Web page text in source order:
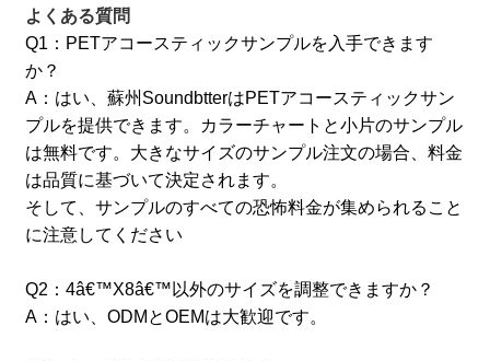
よくある質問
Q1：PETアコースティックサンプルを入手できます
か？
A：はい、蘇州SoundbtterはPETアコースティックサン
プルを提供できます。カラーチャートと小片のサンプル
は無料です。大きなサイズのサンプル注文の場合、料金
は品質に基づいて決定されます。
そして、サンプルのすべての恐怖料金が集められること
に注意してください
Q2：4â€™X8â€™以外のサイズを調整できますか？
A：はい、ODMとOEMは大歓迎です。